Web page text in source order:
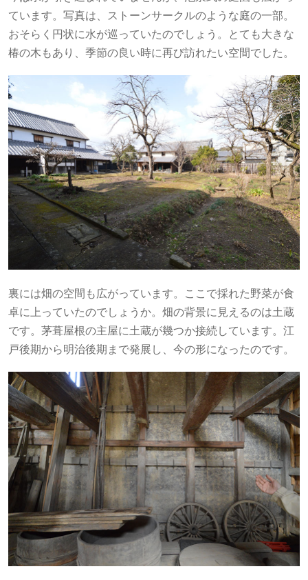
ています。写真は、ストーンサークルのような庭の一部。
おそらく円状に水が巡っていたのでしょう。とても大きな
椿の木もあり、季節の良い時に再び訪れたい空間でした。
裏には畑の空間も広がっています。ここで採れた野菜が食
卓に上っていたのでしょうか。畑の背景に見えるのは土蔵
です。茅葺屋根の主屋に土蔵が幾つか接続しています。江
戸後期から明治後期まで発展し、今の形になったのです。